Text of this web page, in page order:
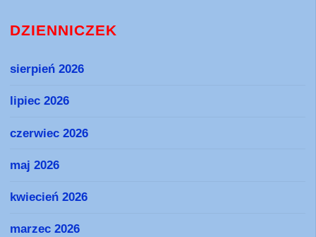
DZIENNICZEK
sierpień 2026
lipiec 2026
czerwiec 2026
maj 2026
kwiecień 2026
marzec 2026